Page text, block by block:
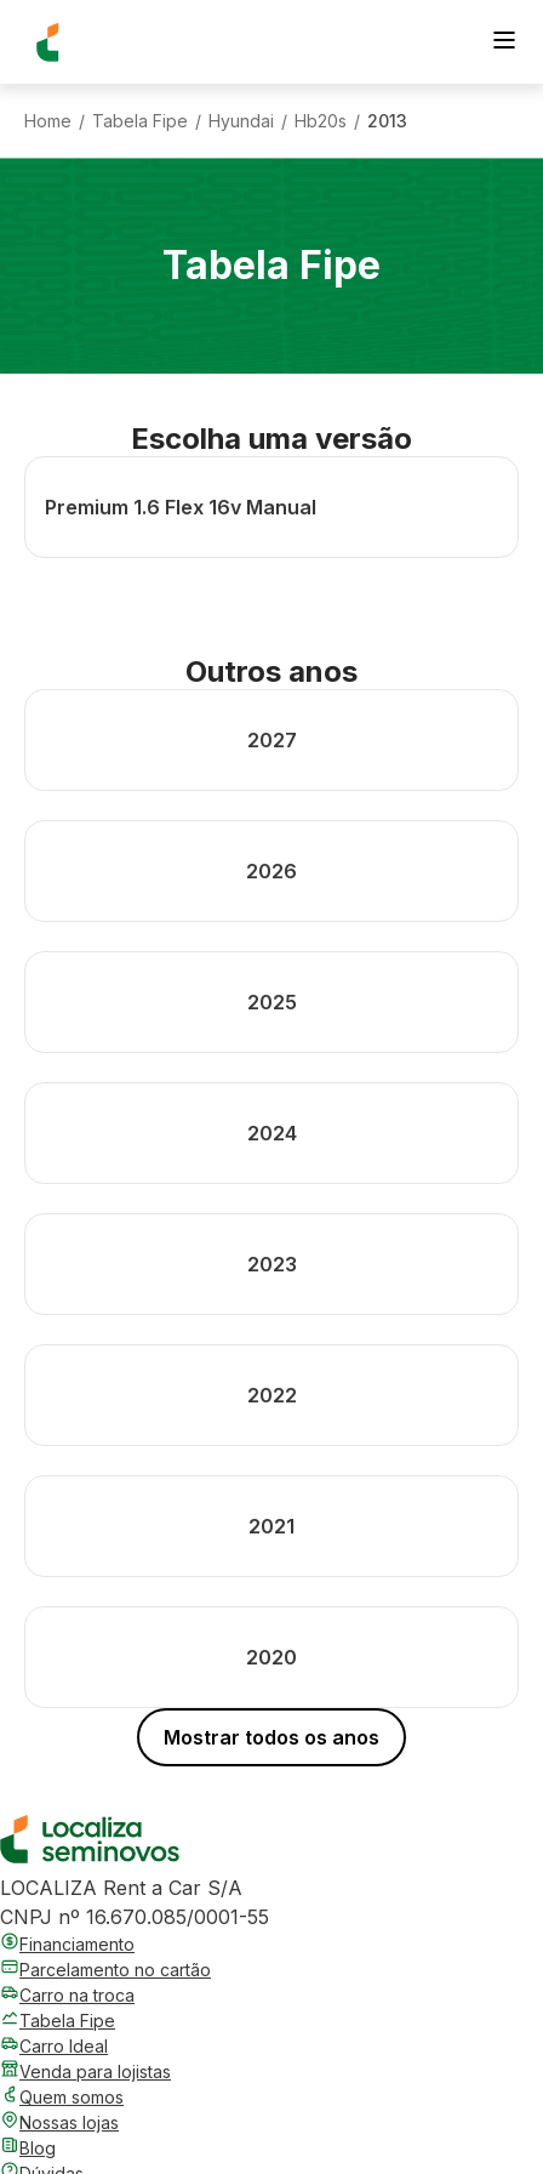
Home / Tabela Fipe / Hyundai / Hb20s / 2013
Tabela Fipe
Escolha uma versão
Premium 1.6 Flex 16v Manual
Outros anos
2027
2026
2025
2024
2023
2022
2021
2020
Mostrar todos os anos
LOCALIZA Rent a Car S/A
CNPJ nº 16.670.085/0001-55
Financiamento
Parcelamento no cartão
Carro na troca
Tabela Fipe
Carro Ideal
Venda para lojistas
Quem somos
Nossas lojas
Blog